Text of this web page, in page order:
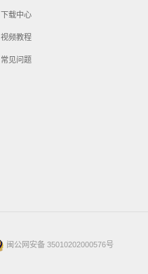
下载中心
视频教程
常见问题
闽公网安备 35010202000576号